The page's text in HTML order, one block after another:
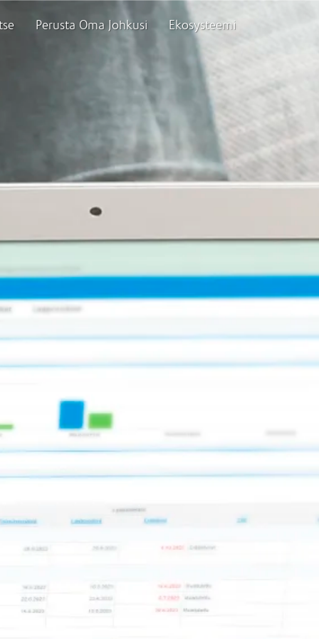
Perusta Oma Johkusi Ekosysteemi